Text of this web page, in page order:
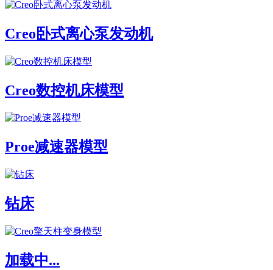
Creo卧式离心泵发动机
Creo数控机床模型
Proe减速器模型
钻床
加载中...